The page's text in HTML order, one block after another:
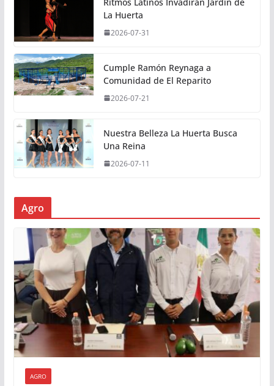
La Huerta
2026-07-31
Cumple Ramón Reynaga a
Comunidad de El Reparito
2026-07-21
Nuestra Belleza La Huerta Busca
Una Reina
2026-07-11
Agro
AGRO